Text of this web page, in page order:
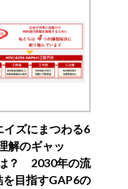
イズにまつわる6
解のギャッ
？ 2030年の流
を目指すGAP6の